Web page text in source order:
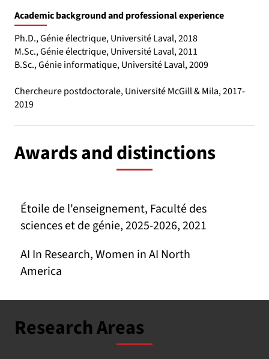
Academic background and professional experience
Ph.D., Génie électrique, Université Laval, 2018
M.Sc., Génie électrique, Université Laval, 2011
B.Sc., Génie informatique, Université Laval, 2009
Chercheure postdoctorale, Université McGill & Mila, 2017-
2019
Awards and distinctions
Étoile de l'enseignement, Faculté des
sciences et de génie, 2025-2026, 2021
AI In Research, Women in AI North
America
Research Areas